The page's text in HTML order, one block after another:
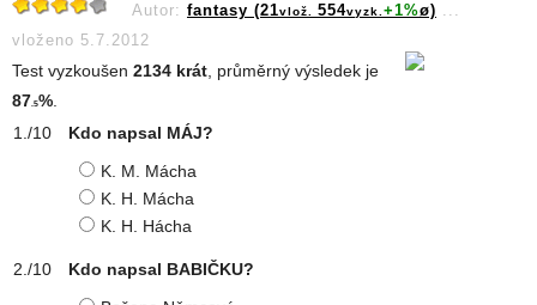
Autor: fantasy (21vlož. 554vyzk. +1%ø) ...
vloženo 5.7.2012
Test vyzkoušen 2134 krát , průměrný výsledek je
87 .5%
Kdo napsal MÁJ?
K. M. Mácha
K. H. Mácha
K. H. Hácha
Kdo napsal BABIČKU?